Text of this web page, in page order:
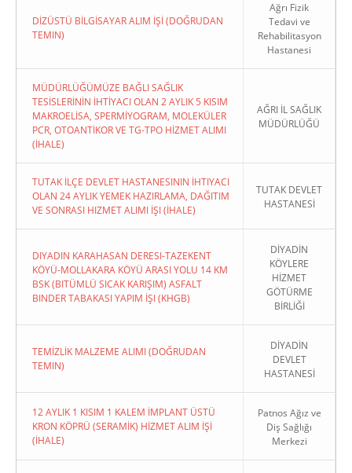
DİZÜSTÜ BİLGİSAYAR ALIM İŞİ (DOĞRUDAN
TEMIN)
Ağrı Fizik
Tedavi ve
Rehabilitasyon
Hastanesi
MÜDÜRLÜĞÜMÜZE BAĞLI SAĞLIK
TESİSLERİNİN İHTİYACI OLAN 2 AYLIK 5 KISIM
MAKROELİSA, SPERMİYOGRAM, MOLEKÜLER
PCR, OTOANTİKOR VE TG-TPO HİZMET ALIMI
(İHALE)
AĞRI İL SAĞLIK
MÜDÜRLÜĞÜ
TUTAK İLÇE DEVLET HASTANESININ İHTIYACI
OLAN 24 AYLIK YEMEK HAZIRLAMA, DAĞITIM
VE SONRASI HIZMET ALIMI İŞI (İHALE)
TUTAK DEVLET
HASTANESİ
DIYADIN KARAHASAN DERESI-TAZEKENT
KÖYÜ-MOLLAKARA KÖYÜ ARASI YOLU 14 KM
BSK (BITÜMLÜ SICAK KARIŞIM) ASFALT
BINDER TABAKASI YAPIM İŞI (KHGB)
DİYADİN
KÖYLERE
HİZMET
GÖTÜRME
BİRLİĞİ
TEMİZLİK MALZEME ALIMI (DOĞRUDAN
TEMIN)
DİYADİN
DEVLET
HASTANESİ
12 AYLIK 1 KISIM 1 KALEM İMPLANT ÜSTÜ
KRON KÖPRÜ (SERAMİK) HİZMET ALIM İŞİ
(İHALE)
Patnos Ağız ve
Diş Sağlığı
Merkezi